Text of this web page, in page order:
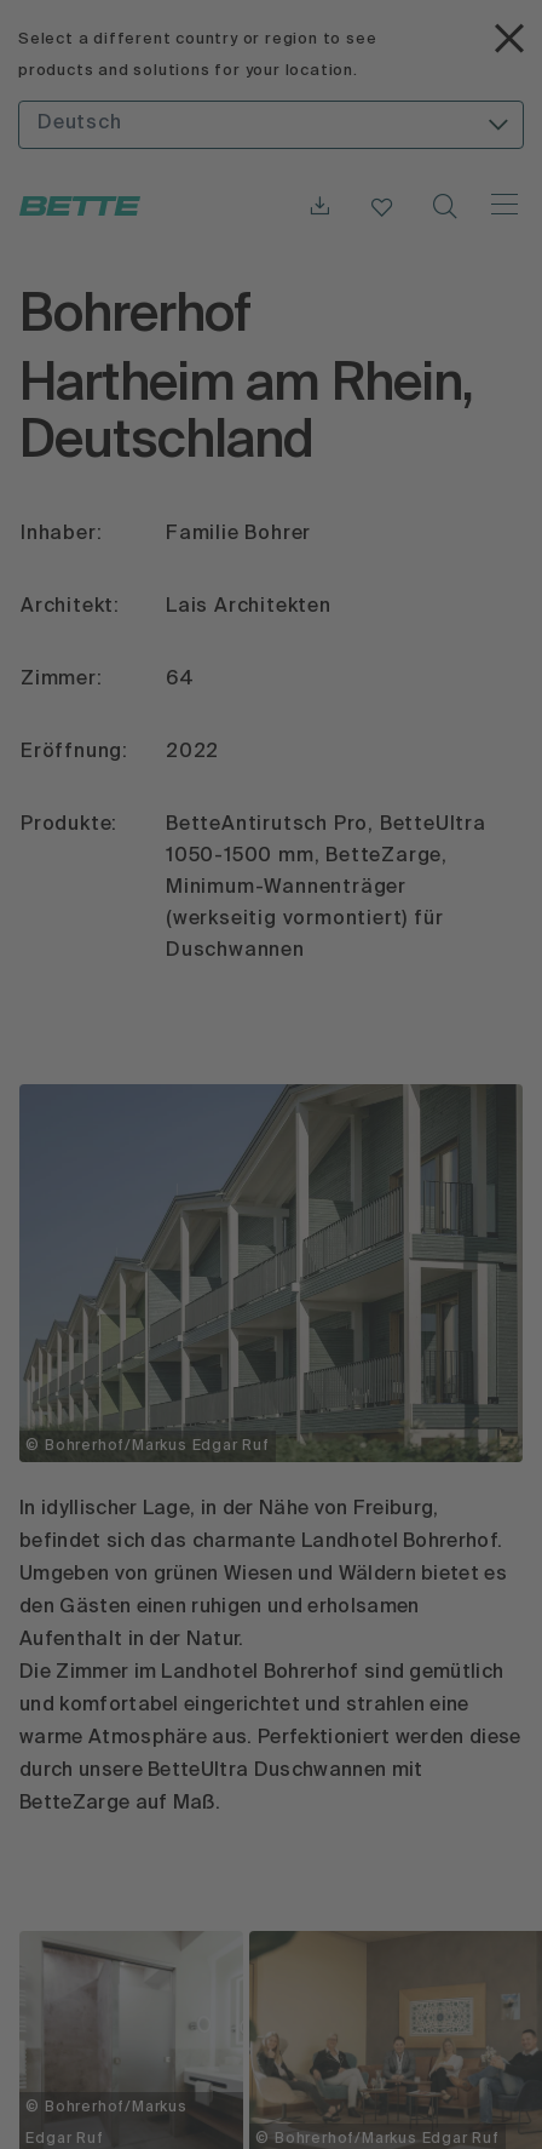
Select a different country or region to see
products and solutions for your location.
Deutsch
Bohrerhof
Hartheim am Rhein,
Deutschland
Inhaber: Familie Bohrer
Architekt: Lais Architekten
Zimmer: 64
Eröffnung: 2022
Produkte:
BetteAntirutsch Pro, BetteUltra
1050-1500 mm, BetteZarge,
Minimum-Wannenträger
(werkseitig vormontiert) für
Duschwannen
© Bohrerhof/Markus Edgar Ruf
In idyllischer Lage, in der Nähe von Freiburg,
befindet sich das charmante Landhotel Bohrerhof.
Umgeben von grünen Wiesen und Wäldern bietet es
den Gästen einen ruhigen und erholsamen
Aufenthalt in der Natur.
Die Zimmer im Landhotel Bohrerhof sind gemütlich
und komfortabel eingerichtet und strahlen eine
warme Atmosphäre aus. Perfektioniert werden diese
durch unsere BetteUltra Duschwannen mit
BetteZarge auf Maß.
© Bohrerhof/Markus
Edgar Ruf © Bohrerhof/Markus Edgar Ruf